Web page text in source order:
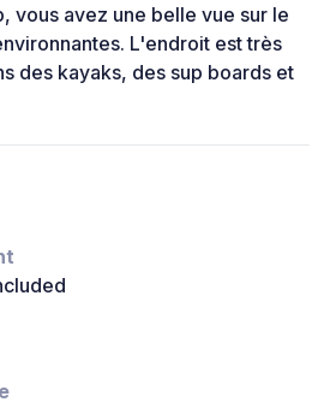
vous avez une belle vue sur le
L'endroit est très
des kayaks, des sup boards et